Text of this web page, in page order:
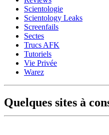
Scientologie
Scientology Leaks
Screenfails
Sectes
Trucs AFK
Tutoriels
Vie Privée
Warez
Quelques sites à